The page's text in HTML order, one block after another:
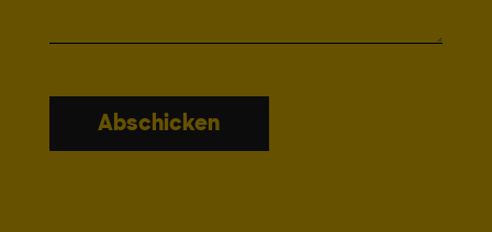
Abschicken